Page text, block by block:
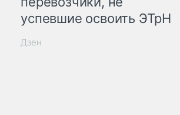
успевшие освоить ЭТрН
Дзен